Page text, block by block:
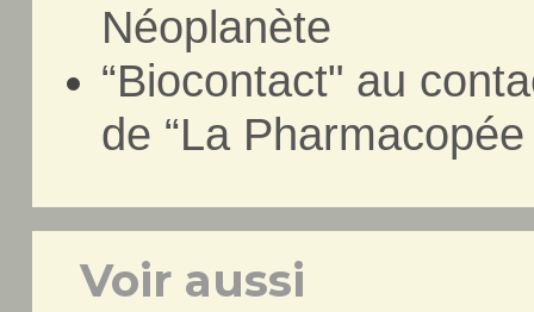
Néoplanète
“Biocontact" au
de “La
Voir aussi